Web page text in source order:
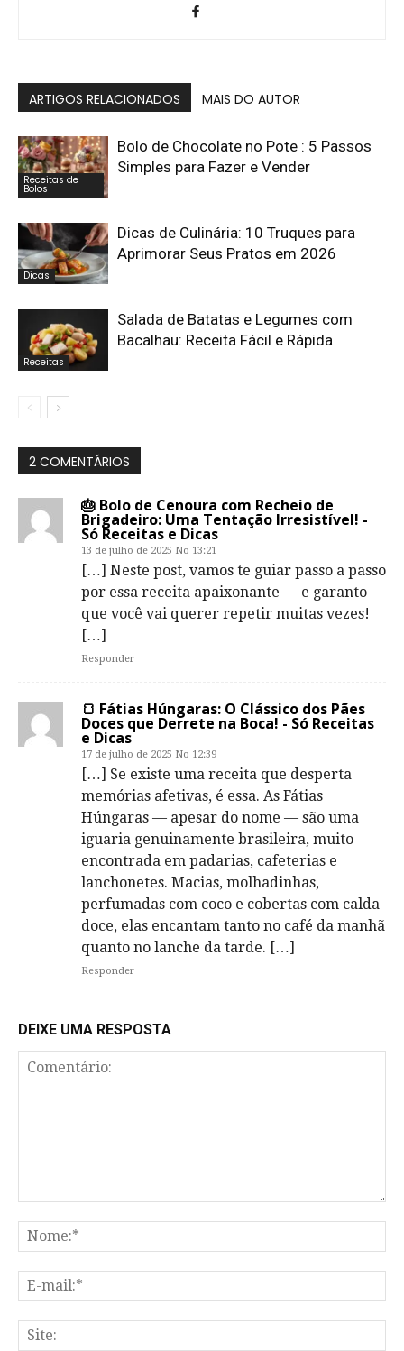
ARTIGOS RELACIONADOS MAIS DO AUTOR
Receitas de
Bolos
Bolo de Chocolate no Pote : 5 Passos
Simples para Fazer e Vender
Dicas
Dicas de Culinária: 10 Truques para
Aprimorar Seus Pratos em 2026
Receitas
Salada de Batatas e Legumes com
Bacalhau: Receita Fácil e Rápida
2 COMENTÁRIOS
🎂 Bolo de Cenoura com Recheio de
Brigadeiro: Uma Tentação Irresistível! -
Só Receitas e Dicas
13 de julho de 2025 No 13:21
[…] Neste post, vamos te guiar passo a passo
por essa receita apaixonante — e garanto
que você vai querer repetir muitas vezes!
[…]
Responder
🍞 Fátias Húngaras: O Clássico dos Pães
Doces que Derrete na Boca! - Só Receitas
e Dicas
17 de julho de 2025 No 12:39
[…] Se existe uma receita que desperta
memórias afetivas, é essa. As Fátias
Húngaras — apesar do nome — são uma
iguaria genuinamente brasileira, muito
encontrada em padarias, cafeterias e
lanchonetes. Macias, molhadinhas,
perfumadas com coco e cobertas com calda
doce, elas encantam tanto no café da manhã
quanto no lanche da tarde. […]
Responder
DEIXE UMA RESPOSTA